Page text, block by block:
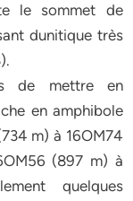
le sommet de
dunitique très
de mettre en
en amphibole
m) à 16OM74
(897 m) à
quelques